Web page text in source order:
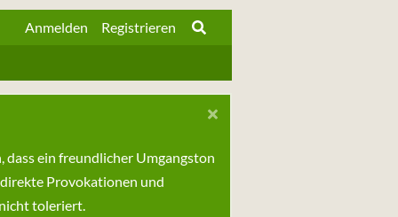
Anmelden Registrieren
ein freundlicher Umgangston
Provokationen und
toleriert.